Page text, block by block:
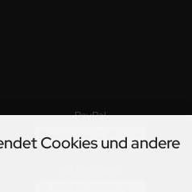
PayPal
Cookies und andere